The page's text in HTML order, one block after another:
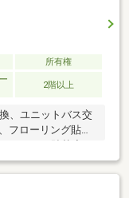
所有権
2階以上
、ユニットバス交
フローリング貼替
替 など～おすす
、通風良好！◆管
子園店まで徒歩約